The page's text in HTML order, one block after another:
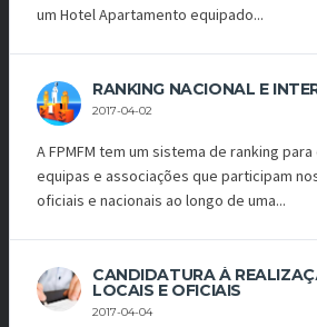
um Hotel Apartamento equipado...
RANKING NACIONAL E
2017-04-02
A FPMFM tem um sistema de ranking
equipas e associações que participam
oficiais e nacionais ao longo de uma...
CANDIDATURA À
LOCAIS E OFICIAIS
2017-04-04